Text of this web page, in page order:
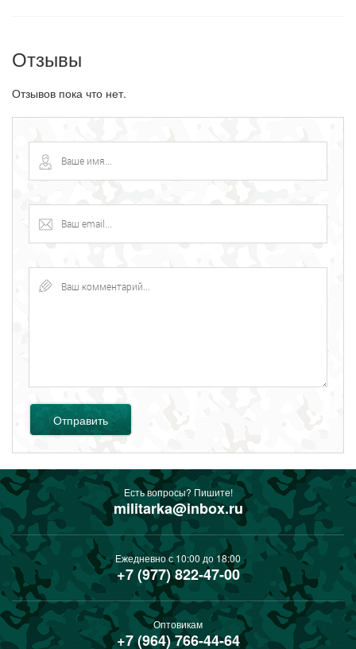
Отзывы
Отзывов пока что нет.
Отправить
Есть вопросы? Пишите!
militarka@inbox.ru
Ежедневно с 10:00 до 18:00
+7 (977) 822-47-00
Оптовикам
+7 (964) 766-44-64